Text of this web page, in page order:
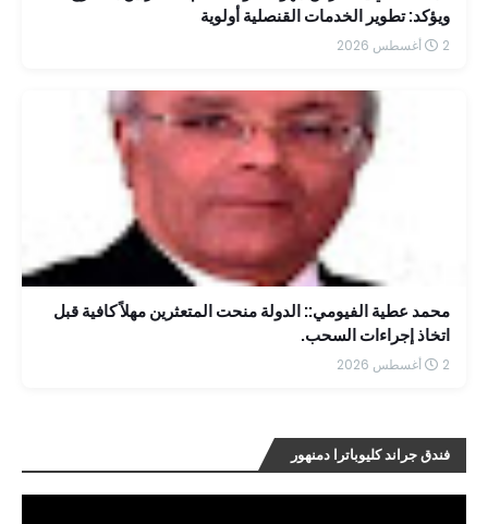
ويؤكد: تطوير الخدمات القنصلية أولوية
2 أغسطس 2026
محمد عطية الفيومي:: الدولة منحت المتعثرين مهلاً كافية قبل
اتخاذ إجراءات السحب.
2 أغسطس 2026
فندق جراند كليوباترا دمنهور